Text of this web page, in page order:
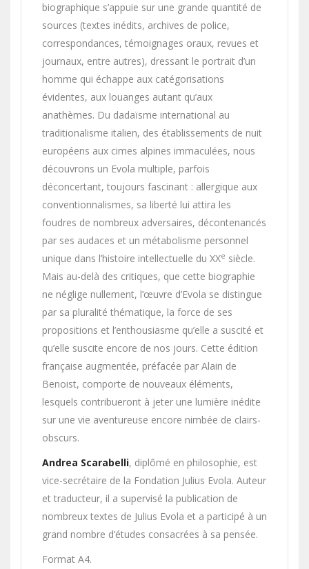
biographique s’appuie sur une grande quantité de
sources (textes inédits, archives de police,
correspondances, témoignages oraux, revues et
journaux, entre autres), dressant le portrait d’un
homme qui échappe aux catégorisations
évidentes, aux louanges autant qu’aux
anathèmes. Du dadaïsme international au
traditionalisme italien, des établissements de nuit
européens aux cimes alpines immaculées, nous
découvrons un Evola multiple, parfois
déconcertant, toujours fascinant : allergique aux
conventionnalismes, sa liberté lui attira les
foudres de nombreux adversaires, décontenancés
par ses audaces et un métabolisme personnel
unique dans l’histoire intellectuelle du XXe siècle.
Mais au-delà des critiques, que cette biographie
ne néglige nullement, l’œuvre d’Evola se distingue
par sa pluralité thématique, la force de ses
propositions et l’enthousiasme qu’elle a suscité et
qu’elle suscite encore de nos jours. Cette édition
française augmentée, préfacée par Alain de
Benoist, comporte de nouveaux éléments,
lesquels contribueront à jeter une lumière inédite
sur une vie aventureuse encore nimbée de clairs-
obscurs.
Andrea Scarabelli, diplômé en philosophie, est
vice-secrétaire de la Fondation Julius Evola. Auteur
et traducteur, il a supervisé la publication de
nombreux textes de Julius Evola et a participé à un
grand nombre d’études consacrées à sa pensée.
Format A4.